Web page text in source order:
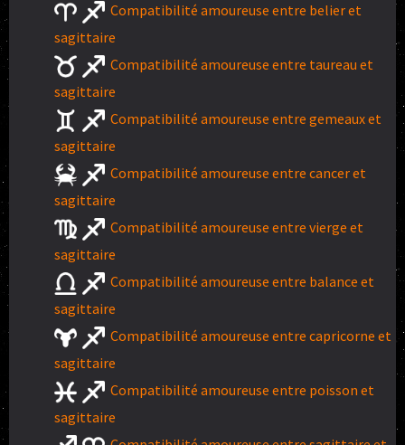
Compatibilité amoureuse entre belier et
sagittaire
Compatibilité amoureuse entre taureau et
sagittaire
Compatibilité amoureuse entre gemeaux et
sagittaire
Compatibilité amoureuse entre cancer et
sagittaire
Compatibilité amoureuse entre vierge et
sagittaire
Compatibilité amoureuse entre balance et
sagittaire
Compatibilité amoureuse entre capricorne et
sagittaire
Compatibilité amoureuse entre poisson et
sagittaire